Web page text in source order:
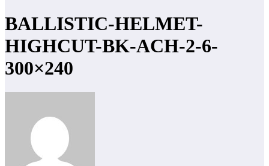
BALLISTIC-HELMET-
HIGHCUT-BK-ACH-2-6-
300×240